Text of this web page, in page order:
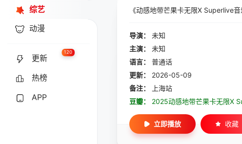
综艺
动漫
更新
120
热榜
APP
《动感地带芒果卡无限X Superlive
导演：
未知
主演：
未知
语言：
普通话
更新：
2026-05-09
备注：
上海站
豆瓣：
2025动感地带芒果卡无限X
立即播放 收藏